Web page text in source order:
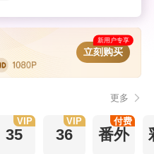
新用户专享
立刻购买
更多
35
VIP
36
VIP
番外
付费